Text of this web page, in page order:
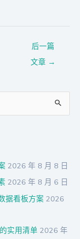
后一篇
文章 →
2026 年 8 月 8 日
2026 年 8 月 6 日
据看板方案 2026
实用清单 2026 年